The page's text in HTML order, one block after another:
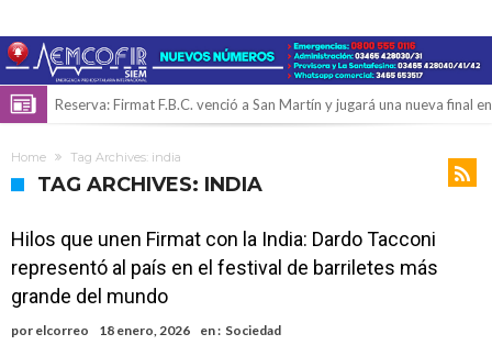
Reserva: Firmat F.B.C. venció a San Martín y jugará una nueva final en
“La medicina nos salvó”: la emotiva historia de la firmatense que se
nacimiento
Inclusivo
Vassalli: en potencial y con fechas diferidas, la empresa reformula
sus anuncios a los trabajadores
Firmat: avanza la investigación de dos empleadas del Juzgado de
Faltas por presuntas irregularidades
Villada: el viento provocó el desprendimiento del techo del galpón
Home Tag Archives: india
TAG ARCHIVES: INDIA
Hilos que unen Firmat con la India: Dardo Tacconi
representó al país en el festival de barriletes más
grande del mundo
por elcorreo 18 enero, 2026 en : Sociedad